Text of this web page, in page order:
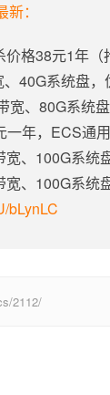
：
格38元1年（
40G系统盘，
、80G系统
年，ECS通用
、100G系统
、100G系统
bLynLC
2112/